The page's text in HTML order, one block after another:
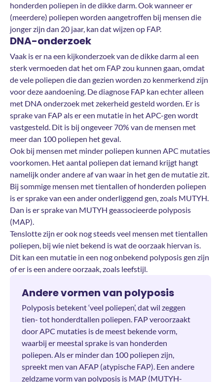
honderden poliepen in de dikke darm. Ook wanneer er
(meerdere) poliepen worden aangetroffen bij mensen die
jonger zijn dan 20 jaar, kan dat wijzen op FAP.
DNA-onderzoek
Vaak is er na een kijkonderzoek van de dikke darm al een
sterk vermoeden dat het om FAP zou kunnen gaan, omdat
de vele poliepen die dan gezien worden zo kenmerkend zijn
voor deze aandoening. De diagnose FAP kan echter alleen
met DNA onderzoek met zekerheid gesteld worden. Er is
sprake van FAP als er een mutatie in het APC-gen wordt
vastgesteld. Dit is bij ongeveer 70% van de mensen met
meer dan 100 poliepen het geval.
Ook bij mensen met minder poliepen kunnen APC mutaties
voorkomen. Het aantal poliepen dat iemand krijgt hangt
namelijk onder andere af van waar in het gen de mutatie zit.
Bij sommige mensen met tientallen of honderden poliepen
is er sprake van een ander onderliggend gen, zoals MUTYH.
Dan is er sprake van MUTYH geassocieerde polyposis
(MAP).
Tenslotte zijn er ook nog steeds veel mensen met tientallen
poliepen, bij wie niet bekend is wat de oorzaak hiervan is.
Dit kan een mutatie in een nog onbekend polyposis gen zijn
of er is een andere oorzaak, zoals leefstijl.
Andere vormen van polyposis
Polyposis betekent ‘veel poliepen’, dat wil zeggen
tien- tot honderdtallen poliepen. FAP veroorzaakt
door APC mutaties is de meest bekende vorm,
waarbij er meestal sprake is van honderden
poliepen. Als er minder dan 100 poliepen zijn,
spreekt men van AFAP (atypische FAP). Een andere
zeldzame vorm van polyposis is MAP (MUTYH-